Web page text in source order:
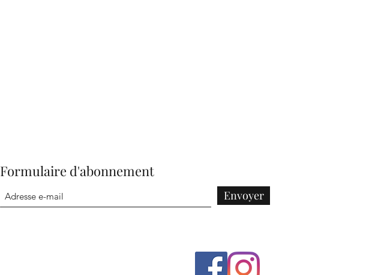
Formulaire d'abonnement
Envoyer